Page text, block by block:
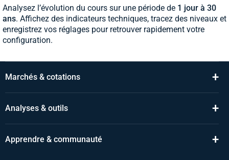
Analysez l’évolution du cours sur une période de 1 jour à 30
ans. Affichez des indicateurs techniques, tracez des niveaux et
enregistrez vos réglages pour retrouver rapidement votre
configuration.
Marchés & cotations +
Analyses & outils +
Apprendre & communauté +